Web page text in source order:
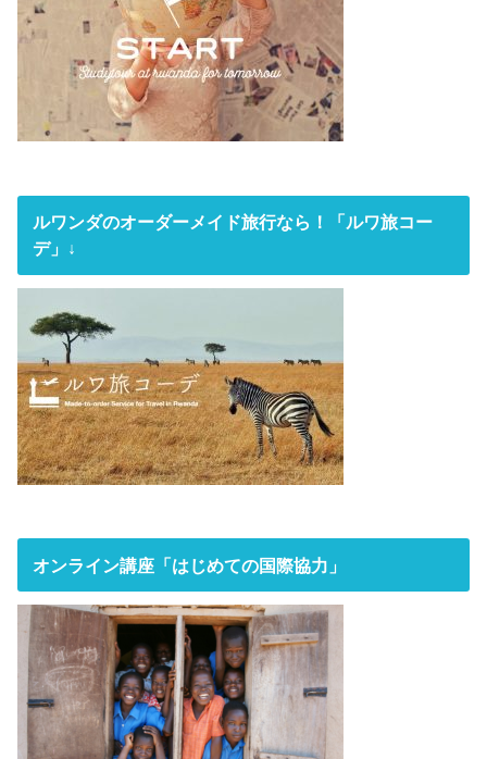
ルワンダのオーダーメイド旅行なら！「ルワ旅コー
デ」↓
オンライン講座「はじめての国際協力」